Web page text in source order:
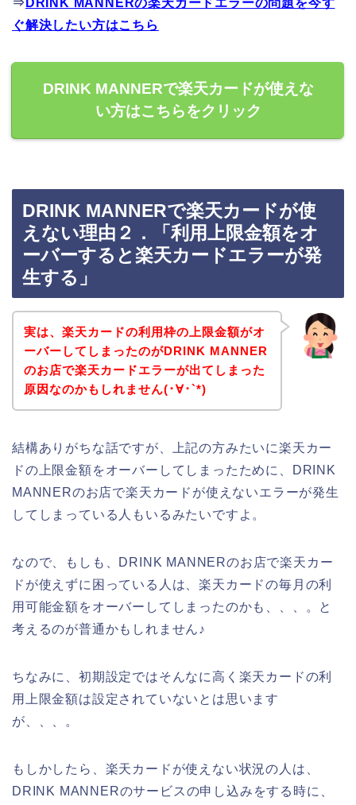
ぐ解決したい方はこちら
DRINK MANNERで楽天カードが使えな
い方はこちらをクリック
DRINK MANNERで楽天カードが使
えない理由２．「利用上限金額をオ
ーバーすると楽天カードエラーが発
生する」
実は、楽天カードの利用枠の上限金額がオ
ーバーしてしまったのがDRINK MANNER
のお店で楽天カードエラーが出てしまった
原因なのかもしれません(･∀･`*)
結構ありがちな話ですが、上記の方みたいに楽天カー
ドの上限金額をオーバーしてしまったために、DRINK
MANNERのお店で楽天カードが使えないエラーが発生
してしまっている人もいるみたいですよ。
なので、もしも、DRINK MANNERのお店で楽天カー
ドが使えずに困っている人は、楽天カードの毎月の利
用可能金額をオーバーしてしまったのかも、、、。と
考えるのが普通かもしれません♪
ちなみに、初期設定ではそんなに高く楽天カードの利
用上限金額は設定されていないとは思います
が、、、。
もしかしたら、楽天カードが使えない状況の人は、
DRINK MANNERのサービスの申し込みをする時に、